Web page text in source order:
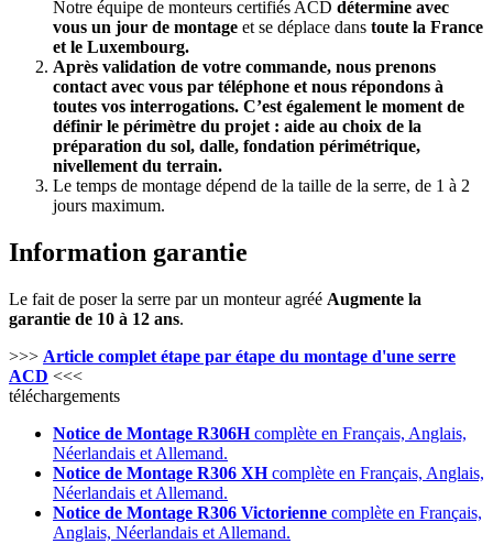
Notre équipe de monteurs certifiés ACD détermine avec
vous un jour de montage et se déplace dans toute la France
et le Luxembourg.
Après validation de votre commande, nous prenons
contact avec vous par téléphone et nous répondons à
toutes vos interrogations. C’est également le moment de
définir le périmètre du projet : aide au choix de la
préparation du sol, dalle, fondation périmétrique,
nivellement du terrain.
Le temps de montage dépend de la taille de la serre, de 1 à 2
jours maximum.
Information garantie
Le fait de poser la serre par un monteur agréé Augmente la
garantie de 10 à 12 ans.
>>> Article complet étape par étape du montage d'une serre
ACD <<<
téléchargements
Notice de Montage R306Hcomplète en Français, Anglais,
Néerlandais et Allemand.
Notice de Montage R306 XHcomplète en Français, Anglais,
Néerlandais et Allemand.
Notice de Montage R306 Victorienne complète en Français,
Anglais, Néerlandais et Allemand.